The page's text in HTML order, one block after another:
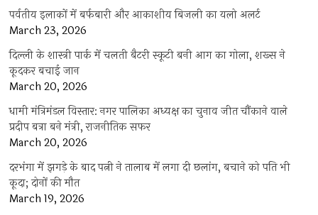
पर्वतीय इलाकों में बर्फबारी और आकाशीय बिजली का यलो अलर्ट
March 23, 2026
दिल्ली के शास्त्री पार्क में चलती बैटरी स्कूटी बनी आग का गोला, शख्स ने
कूदकर बचाई जान
March 20, 2026
धामी मंत्रिमंडल विस्तार: नगर पालिका अध्यक्ष का चुनाव जीत चौंकाने वाले
प्रदीप बत्रा बने मंत्री, राजनीतिक सफर
March 20, 2026
दरभंगा में झगड़े के बाद पत्नी ने तालाब में लगा दी छलांग, बचाने को पति भी
कूदा; दोनों की मौत
March 19, 2026